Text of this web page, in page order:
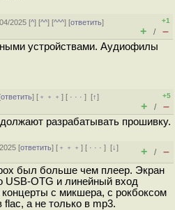
2025 [^] [^^] [^^^] [ответить]
+1
+ / –
устройствами. Аудиофилы
ответить] [ ﹢﹢﹢] [ · · ·][↑]
+5
+ / –
разрабатывать прошивку.
[ответить] [ ﹢﹢﹢] [ · · ·][↓]
+ / –
был больше чем плеер. Экран
USB-OTG и линейный вход
с микшера, с рокбоксом
а не только в mp3.